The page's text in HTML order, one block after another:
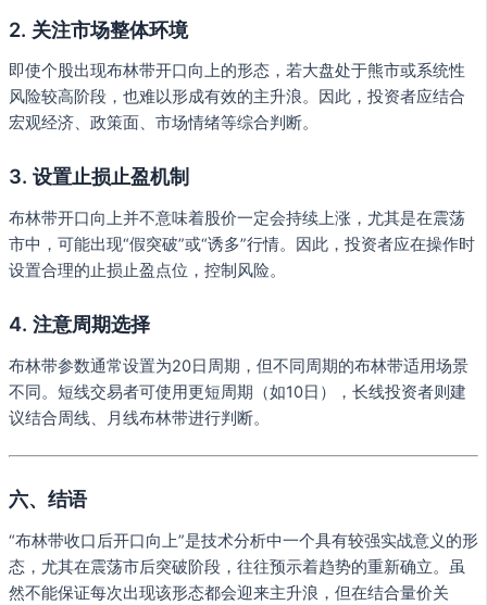
2. 关注市场整体环境
即使个股出现布林带开口向上的形态，若大盘处于熊市或系统性
风险较高阶段，也难以形成有效的主升浪。因此，投资者应结合
宏观经济、政策面、市场情绪等综合判断。
3. 设置止损止盈机制
布林带开口向上并不意味着股价一定会持续上涨，尤其是在震荡
市中，可能出现“假突破”或“诱多”行情。因此，投资者应在操作时
设置合理的止损止盈点位，控制风险。
4. 注意周期选择
布林带参数通常设置为20日周期，但不同周期的布林带适用场景
不同。短线交易者可使用更短周期（如10日），长线投资者则建
议结合周线、月线布林带进行判断。
六、结语
“布林带收口后开口向上”是技术分析中一个具有较强实战意义的形
态，尤其在震荡市后突破阶段，往往预示着趋势的重新确立。虽
然不能保证每次出现该形态都会迎来主升浪，但在结合量价关